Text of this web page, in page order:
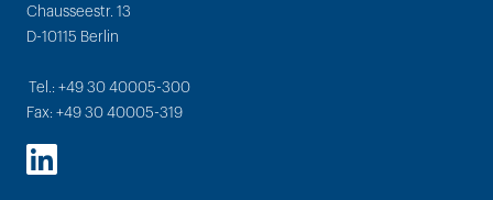
Chausseestr. 13
D-10115 Berlin
Tel.: +49 30 40005-300
Fax: +49 30 40005-319
LinkedIn